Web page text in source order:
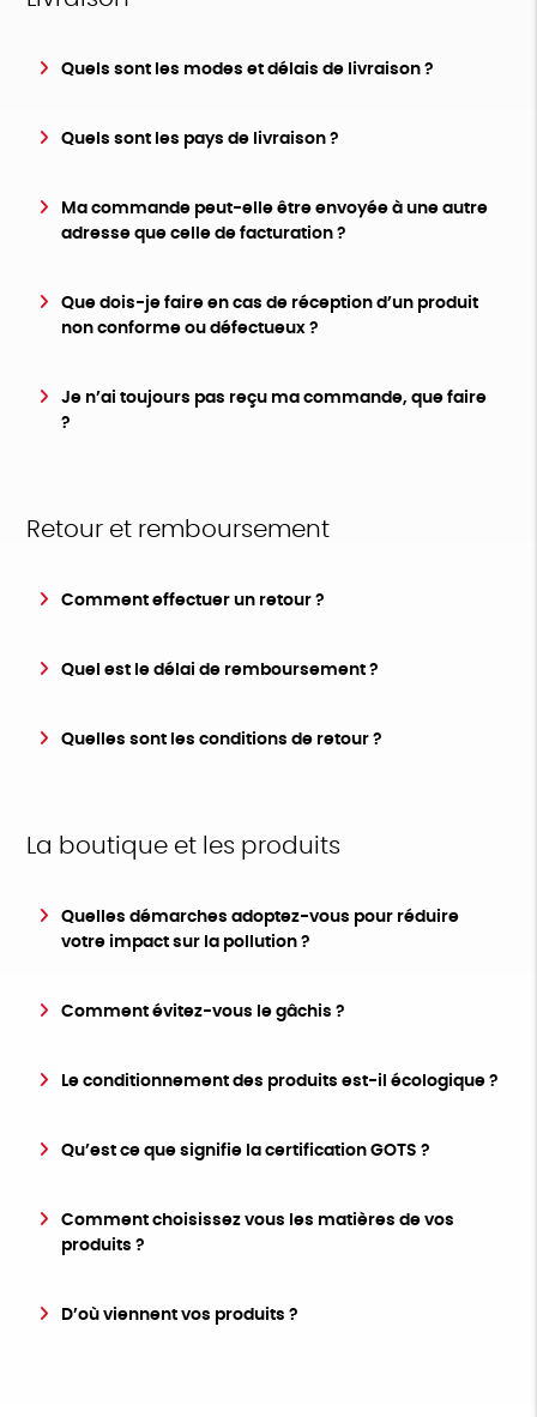
Quels sont les modes et délais de livraison ?
Quels sont les pays de livraison ?
Ma commande peut-elle être envoyée à une autre
adresse que celle de facturation ?
Que dois-je faire en cas de réception d’un produit
non conforme ou défectueux ?
Je n’ai toujours pas reçu ma commande, que faire
?
Retour et remboursement
Comment effectuer un retour ?
Quel est le délai de remboursement ?
Quelles sont les conditions de retour ?
La boutique et les produits
Quelles démarches adoptez-vous pour réduire
votre impact sur la pollution ?
Comment évitez-vous le gâchis ?
Le conditionnement des produits est-il écologique ?
Qu’est ce que signifie la certification GOTS ?
Comment choisissez vous les matières de vos
produits ?
D’où viennent vos produits ?